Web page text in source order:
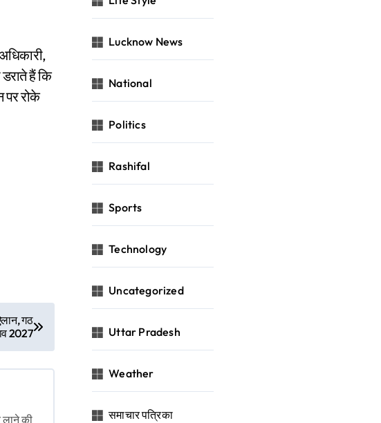
हैं कि
पर रोके
गठ
2027
लाने की
Lucknow News
National
Politics
Rashifal
Sports
Technology
Uncategorized
Uttar Pradesh
Weather
समाचार पत्रिका